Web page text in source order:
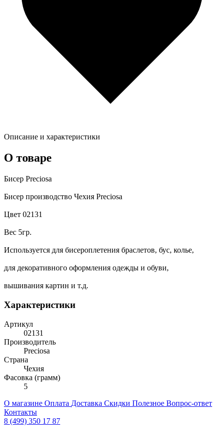
Описание и характеристики
О товаре
Бисер Preciosa
Бисер производство Чехия Preciosa
Цвет 02131
Вес 5гр.
Используется для бисероплетения браслетов, бус, колье,
для декоративного оформления одежды и обуви,
вышивания картин и т.д.
Характеристики
Артикул
02131
Производитель
Preciosa
Страна
Чехия
Фасовка (грамм)
5
О магазине Оплата Доставка Скидки Полезное Вопрос-ответ
Контакты
8 (499) 350 17 87